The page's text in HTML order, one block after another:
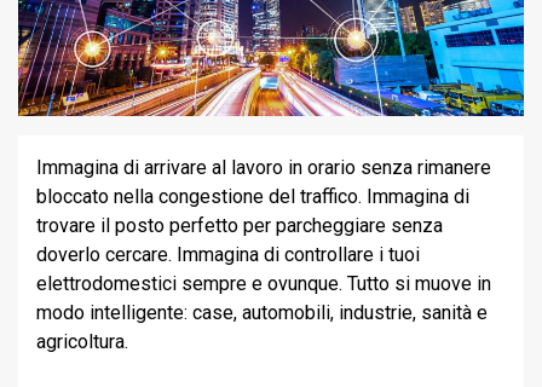
Immagina di arrivare al lavoro in orario senza rimanere
bloccato nella congestione del traffico. Immagina di
trovare il posto perfetto per parcheggiare senza
doverlo cercare. Immagina di controllare i tuoi
elettrodomestici sempre e ovunque. Tutto si muove in
modo intelligente: case, automobili, industrie, sanità e
agricoltura.